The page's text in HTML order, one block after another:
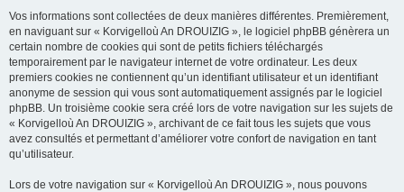
Vos informations sont collectées de deux manières différentes. Premièrement,
en naviguant sur « Korvigelloù An DROUIZIG », le logiciel phpBB génèrera un
certain nombre de cookies qui sont de petits fichiers téléchargés
temporairement par le navigateur internet de votre ordinateur. Les deux
premiers cookies ne contiennent qu’un identifiant utilisateur et un identifiant
anonyme de session qui vous sont automatiquement assignés par le logiciel
phpBB. Un troisième cookie sera créé lors de votre navigation sur les sujets de
« Korvigelloù An DROUIZIG », archivant de ce fait tous les sujets que vous
avez consultés et permettant d’améliorer votre confort de navigation en tant
qu’utilisateur.
Lors de votre navigation sur « Korvigelloù An DROUIZIG », nous pouvons